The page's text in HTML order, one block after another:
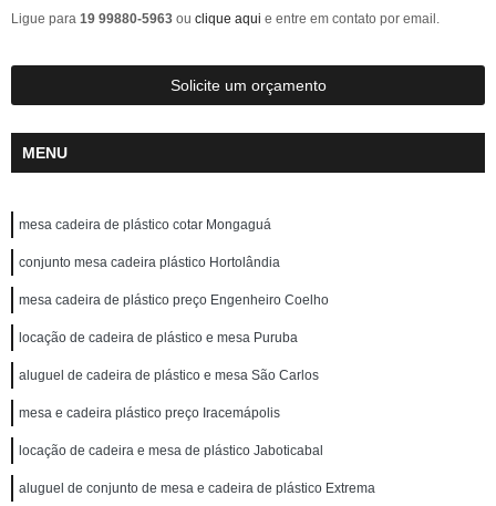
Ligue para 19 99880-5963 ou clique aqui e entre em contato por email.
Solicite um orçamento
MENU
mesa cadeira de plástico cotar Mongaguá
conjunto mesa cadeira plástico Hortolândia
mesa cadeira de plástico preço Engenheiro Coelho
locação de cadeira de plástico e mesa Puruba
aluguel de cadeira de plástico e mesa São Carlos
mesa e cadeira plástico preço Iracemápolis
locação de cadeira e mesa de plástico Jaboticabal
aluguel de conjunto de mesa e cadeira de plástico Extrema